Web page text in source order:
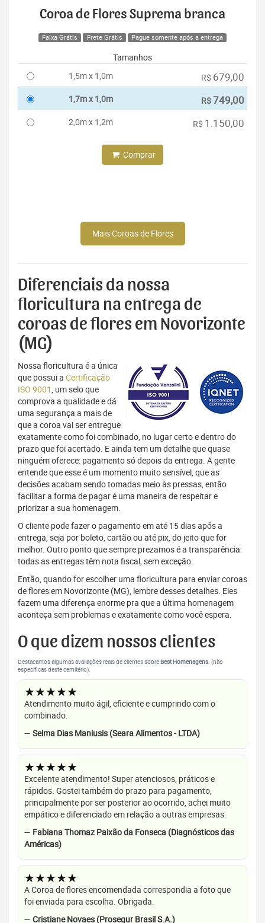
Coroa de Flores Suprema branca
Faixa Grátis Frete Grátis Pague somente após a entrega
Tamanhos
1,5m x 1,0m
R$ 679,00
1,7m x 1,0m R$749,00
2,0m x 1,2m R$ 1.150,00
Comprar
Mais Coroas de Flores
Diferenciais da nossa
floricultura na entrega de
coroas de flores em Novorizonte
(MG)
Nossa floricultura é a única
que possui a Certificação
ISO 9001, um selo que
comprova a qualidade e dá
uma segurança a mais de
que a coroa vai ser entregue
exatamente como foi combinado, no lugar certo e dentro do
prazo que foi acertado. E ainda tem um detalhe que quase
ninguém oferece: pagamento só depois da entrega. A gente
entende que esse é um momento muito sensível, que as
decisões acabam sendo tomadas meio às pressas, então
facilitar a forma de pagar é uma maneira de respeitar e
priorizar a sua homenagem.
O cliente pode fazer o pagamento em até 15 dias após a
entrega, seja por boleto, cartão ou até pix, do jeito que for
melhor. Outro ponto que sempre prezamos é a transparência:
todas as entregas têm nota fiscal, sem exceção.
Então, quando for escolher uma floricultura para enviar coroas
de flores em Novorizonte (MG), lembre desses detalhes. Eles
fazem uma diferença enorme pra que a última homenagem
aconteça sem problemas e exatamente como você espera.
O que dizem nossos clientes
Destacamos algumas avaliações reais de clientes sobre Best Homenagens. (não
específicas deste cemitério).
★★★★★
Atendimento muito ágil, eficiente e cumprindo com o
combinado.
— Selma Dias Maniusis (Seara Alimentos - LTDA)
★★★★★
Excelente atendimento! Super atenciosos, práticos e
rápidos. Gostei também do prazo para pagamento,
principalmente por ser posterior ao ocorrido, achei muito
empático e diferenciado em relação a outras empresas.
— Fabiana Thomaz Paixão da Fonseca (Diagnósticos das
Américas)
★★★★★
A Coroa de flores encomendada correspondia a foto que
foi enviada para escolha. Obrigada.
— Cristiane Novaes (Prosegur Brasil S.A.)